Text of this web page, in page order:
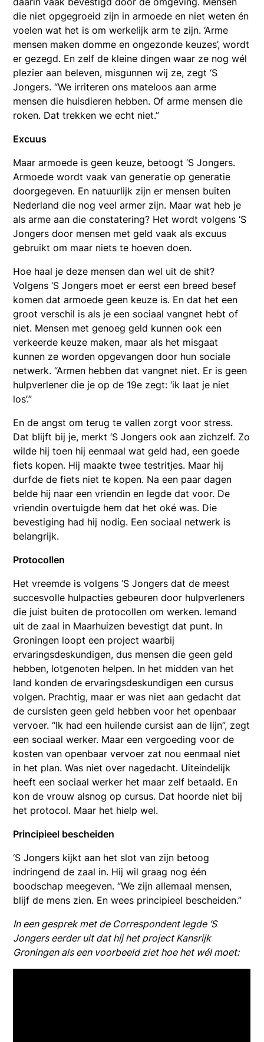
die niet opgegroeid zijn in armoede en niet weten én
voelen wat het is om werkelijk arm te zijn. ‘Arme
mensen maken domme en ongezonde keuzes’, wordt
er gezegd. En zelf de kleine dingen waar ze nog wél
plezier aan beleven, misgunnen wij ze, zegt ‘S
Jongers. “We irriteren ons mateloos aan arme
mensen die huisdieren hebben. Of arme mensen die
roken. Dat trekken we echt niet.”
Excuus
Maar armoede is geen keuze, betoogt ‘S Jongers.
Armoede wordt vaak van generatie op generatie
doorgegeven. En natuurlijk zijn er mensen buiten
Nederland die nog veel armer zijn. Maar wat heb je
als arme aan die constatering? Het wordt volgens ‘S
Jongers door mensen met geld vaak als excuus
gebruikt om maar niets te hoeven doen.
Hoe haal je deze mensen dan wel uit de shit?
Volgens ‘S Jongers moet er eerst een breed besef
komen dat armoede geen keuze is. En dat het een
groot verschil is als je een sociaal vangnet hebt of
niet. Mensen met genoeg geld kunnen ook een
verkeerde keuze maken, maar als het misgaat
kunnen ze worden opgevangen door hun sociale
netwerk. “Armen hebben dat vangnet niet. Er is geen
hulpverlener die je op de 19e zegt: ‘ik laat je niet
los’.”
En de angst om terug te vallen zorgt voor stress.
Dat blijft bij je, merkt ‘S Jongers ook aan zichzelf. Zo
wilde hij toen hij eenmaal wat geld had, een goede
fiets kopen. Hij maakte twee testritjes. Maar hij
durfde de fiets niet te kopen. Na een paar dagen
belde hij naar een vriendin en legde dat voor. De
vriendin overtuigde hem dat het oké was. Die
bevestiging had hij nodig. Een sociaal netwerk is
belangrijk.
Protocollen
Het vreemde is volgens ‘S Jongers dat de meest
succesvolle hulpacties gebeuren door hulpverleners
die juist buiten de protocollen om werken. Iemand
uit de zaal in Maarhuizen bevestigt dat punt. In
Groningen loopt een project waarbij
ervaringsdeskundigen, dus mensen die geen geld
hebben, lotgenoten helpen. In het midden van het
land konden de ervaringsdeskundigen een cursus
volgen. Prachtig, maar er was niet aan gedacht dat
de cursisten geen geld hebben voor het openbaar
vervoer. “Ik had een huilende cursist aan de lijn”, zegt
een sociaal werker. Maar een vergoeding voor de
kosten van openbaar vervoer zat nou eenmaal niet
in het plan. Was niet over nagedacht. Uiteindelijk
heeft een sociaal werker het maar zelf betaald. En
kon de vrouw alsnog op cursus. Dat hoorde niet bij
het protocol. Maar het hielp wel.
Principieel bescheiden
‘S Jongers kijkt aan het slot van zijn betoog
indringend de zaal in. Hij wil graag nog één
boodschap meegeven. “We zijn allemaal mensen,
blijf de mens zien. En wees principieel bescheiden.”
In een gesprek met de Correspondent legde ‘S
Jongers eerder uit dat hij het project Kansrijk
Groningen als een voorbeeld ziet hoe het wél moet: